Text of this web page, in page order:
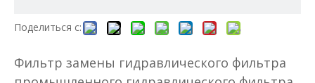
Поделиться с:
Фильтр замены гидравлического фильтра